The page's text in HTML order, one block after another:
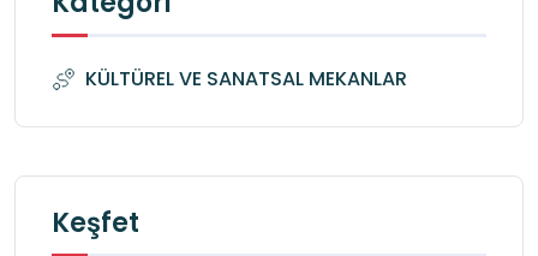
KÜLTÜREL VE SANATSAL MEKANLAR
Keşfet